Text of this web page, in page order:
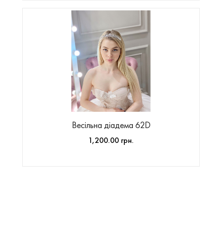
Весільна діадема 62D
1,200.00 грн.